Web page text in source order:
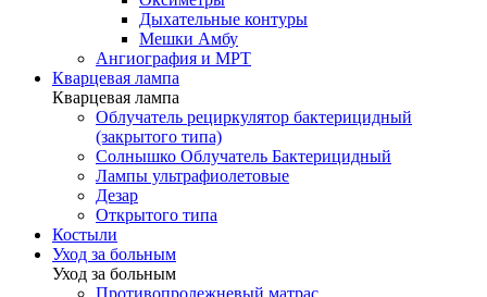
Дыхательные контуры
Мешки Амбу
Ангиография и МРТ
Кварцевая лампа
Кварцевая лампа
Облучатель рециркулятор бактерицидный
(закрытого типа)
Солнышко Облучатель Бактерицидный
Лампы ультрафиолетовые
Дезар
Открытого типа
Костыли
Уход за больным
Уход за больным
Противопролежневый матрас